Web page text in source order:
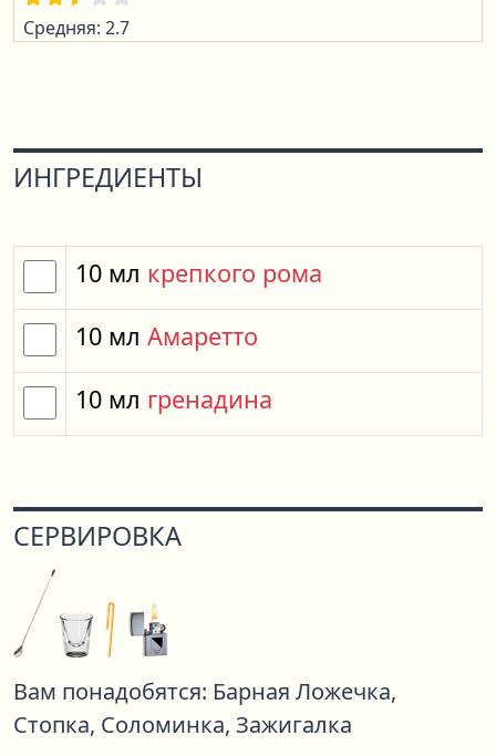
Средняя: 2.7
ИНГРЕДИЕНТЫ
10 мл крепкого рома
10 мл Амаретто
10 мл гренадина
СЕРВИРОВКА
Вам понадобятся: Барная Ложечка,
Стопка, Соломинка, Зажигалка